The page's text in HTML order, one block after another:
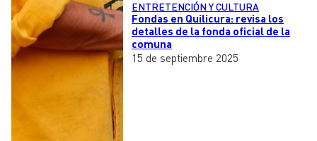
ENTRETENCIÓN Y CULTURA
Fondas en Quilicura: revisa los
detalles de la fonda oficial de la
comuna
15 de septiembre 2025